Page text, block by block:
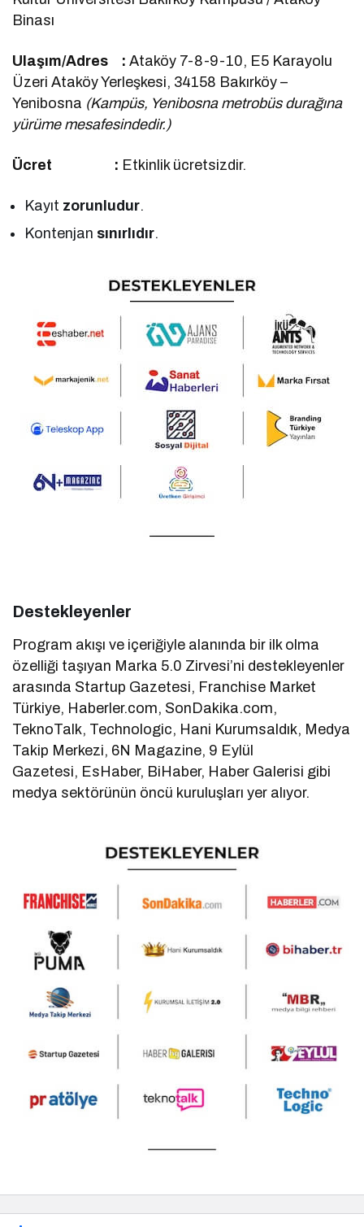
Binası
Ulaşım/Adres : Ataköy 7-8-9-10, E5 Karayolu
Üzeri Ataköy Yerleşkesi, 34158 Bakırköy –
Yenibosna (Kampüs, Yenibosna metrobüs durağına
yürüme mesafesindedir.)
Ücret : Etkinlik ücretsizdir.
Kayıt zorunludur.
Kontenjan sınırlıdır.
Destekleyenler
Program akışı ve içeriğiyle alanında bir ilk olma
özelliği taşıyan Marka 5.0 Zirvesi’ni destekleyenler
arasında Startup Gazetesi, Franchise Market
Türkiye, Haberler.com, SonDakika.com,
TeknoTalk, Technologic, Hani Kurumsaldık, Medya
Takip Merkezi, 6N Magazine, 9 Eylül
Gazetesi, EsHaber, BiHaber, Haber Galerisi gibi
medya sektörünün öncü kuruluşları yer alıyor.